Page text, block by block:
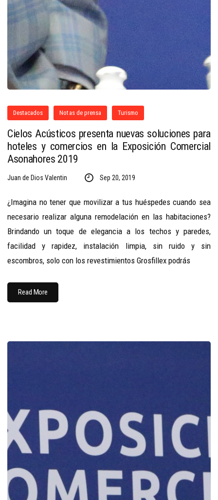
Destacados Notas de prensa Turismo
Cielos Acústicos presenta nuevas soluciones para
hoteles y comercios en la Exposición Comercial
Asonahores 2019
Juan de Dios Valentin Sep 20, 2019
¿Imagina no tener que movilizar a tus huéspedes cuando sea
necesario realizar alguna remodelación en las habitaciones?
Brindando un toque de elegancia a los techos y paredes,
facilidad y rapidez, instalación limpia, sin ruido y sin
escombros, solo con los revestimientos Grosfillex podrás
Read More